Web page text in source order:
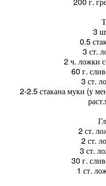
3
0.5
3 ст.
2 ч. ложки
60 г.
3 ст.
2-2.5 стакана муки (у
2 ст.
2 ст.
3 ст.
30 г.
1 ст.